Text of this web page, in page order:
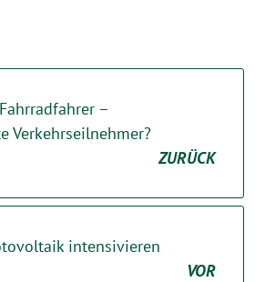
–
Verkehrseilnehmer?
ZURÜCK
intensivieren
VOR